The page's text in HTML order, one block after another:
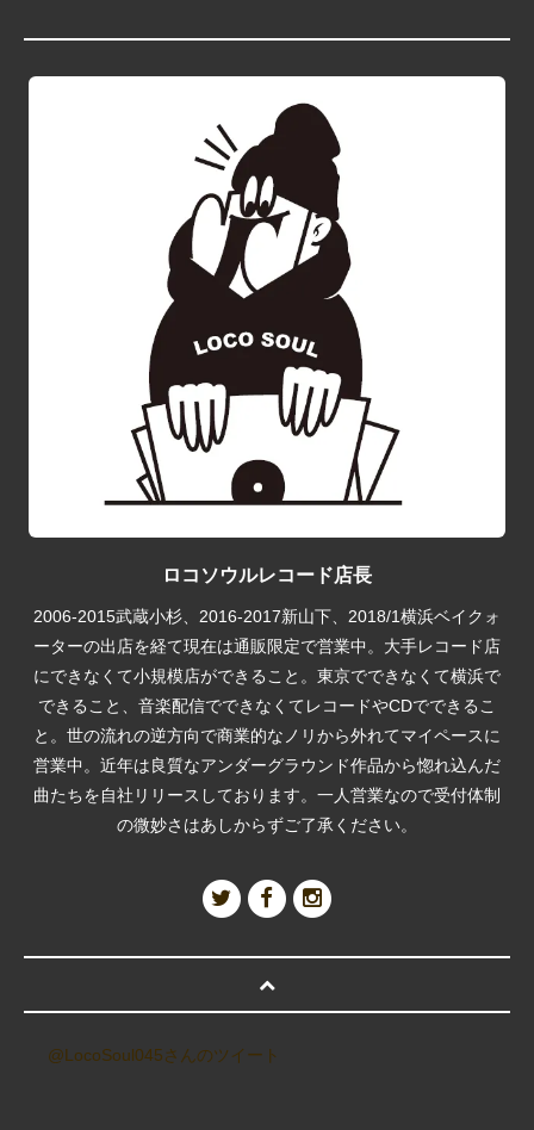
ロコソウルレコード店長
2006-2015武蔵小杉、2016-2017新山下、2018/1横浜ベイクォ
ーターの出店を経て現在は通販限定で営業中。大手レコード店
にできなくて小規模店ができること。東京でできなくて横浜で
できること、音楽配信でできなくてレコードやCDでできるこ
と。世の流れの逆方向で商業的なノリから外れてマイペースに
営業中。近年は良質なアンダーグラウンド作品から惚れ込んだ
曲たちを自社リリースしております。一人営業なので受付体制
の微妙さはあしからずご了承ください。
@LocoSoul045さんのツイート